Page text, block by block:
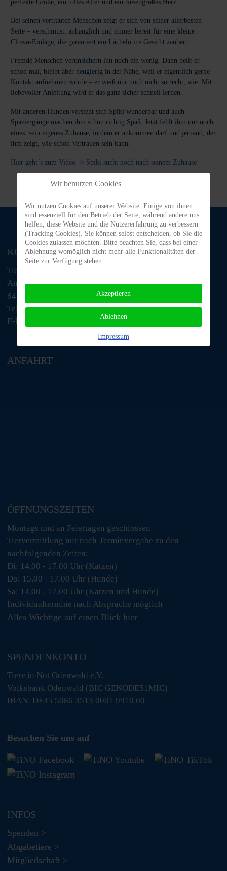
perfekte Größe, ein tolles Alter und ein riesengroßes Herz.
Bei seinen vertrauten Menschen zeigt er sich von seiner allerbesten
Seite – verschmust, anhänglich und immer bereit für eine kleine
Clown-Einlage, die garantiert ein Lächeln ins Gesicht zaubert.
Fremde Menschen verunsichern ihn noch ein wenig. Dann bellt er
schon mal, bleibt aber neugierig in der Nähe, weil er eigentlich gerne
Kontakt aufnehmen würde – er weiß nur noch nicht so recht, wie. Mit
liebevoller Anleitung wird er das ganz sicher schnell lernen.
Mit anderen Hunden versteht sich Spiki wunderbar und auch
Spaziergänge machen ihm schon richtig Spaß. Jetzt fehlt ihm nur noch
eines: sein eigenes Zuhause, in dem er ankommen darf und jemand, der
ihm zeigt, wie schön Vertrauen sein kann.
Hier geht´s zum Video -> Spiki sucht noch nach seinem Zuhause!
KONTAKT
Tiere in Not Odenwald e.V.
Am Morsberg 1
64385 Reichelsheim
Telefon: 06063 / 939 848
E-Mail: tino@tiere-in-not-odenwald.de
ANFAHRT
ÖFFNUNGSZEITEN
Montags und an Feiertagen geschlossen
Tiervermittlung nur nach Terminvergabe zu den
nachfolgenden Zeiten:
Di: 14.00 - 17.00 Uhr (Katzen)
Do: 15.00 - 17.00 Uhr (Hunde)
Sa: 14.00 - 17.00 Uhr (Katzen und Hunde)
Individualtermine nach Absprache möglich
Alles Wichtige auf einen Blick hier
SPENDENKONTO
Tiere in Not Odenwald e.V.
Volksbank Odenwald (BIC GENODE51MIC)
IBAN: DE45 5086 3513 0001 9910 00
Besuchen Sie uns auf
INFOS
Spenden >
Abgabetiere >
Mitgliedschaft >
Wir benutzen Cookies
Wir nutzen Cookies auf unserer Website. Einige von ihnen
sind essenziell für den Betrieb der Seite, während andere uns
helfen, diese Website und die Nutzererfahrung zu verbessern
(Tracking Cookies). Sie können selbst entscheiden, ob Sie die
Cookies zulassen möchten. Bitte beachten Sie, dass bei einer
Ablehnung womöglich nicht mehr alle Funktionalitäten der
Seite zur Verfügung stehen.
Akzeptieren
Ablehnen
Impressum